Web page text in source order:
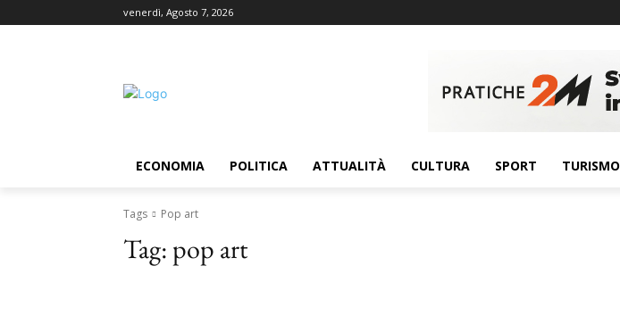
venerdì, Agosto 7, 2026
ECONOMIA POLITICA ATTUALITÀ CULTURA SPORT TURISMO
Tags Pop art
Tag: pop art